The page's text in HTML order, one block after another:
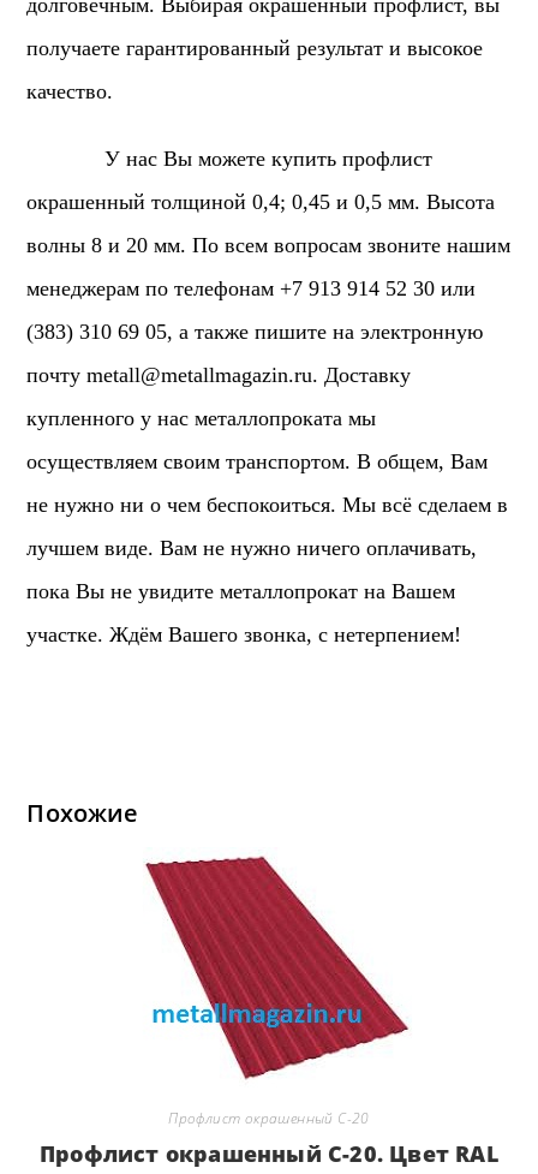
долговечным. Выбирая окрашенный профлист, вы
получаете гарантированный результат и высокое
качество.
У нас Вы можете купить профлист
окрашенный толщиной 0,4; 0,45 и 0,5 мм. Высота
волны 8 и 20 мм. По всем вопросам звоните нашим
менеджерам по телефонам +7 913 914 52 30 или
(383) 310 69 05, а также пишите на электронную
почтуmetall@metallmagazin.ru. Доставку
купленного у нас металлопроката мы
осуществляем своим транспортом. В общем, Вам
не нужно ни о чем беспокоиться. Мы всё сделаем в
лучшем виде. Вам не нужно ничего оплачивать,
пока Вы не увидите металлопрокат на Вашем
участке. Ждём Вашего звонка, с нетерпением!
Похожие
Профлист окрашенный С-20
Профлист окрашенный С-20. Цвет RAL